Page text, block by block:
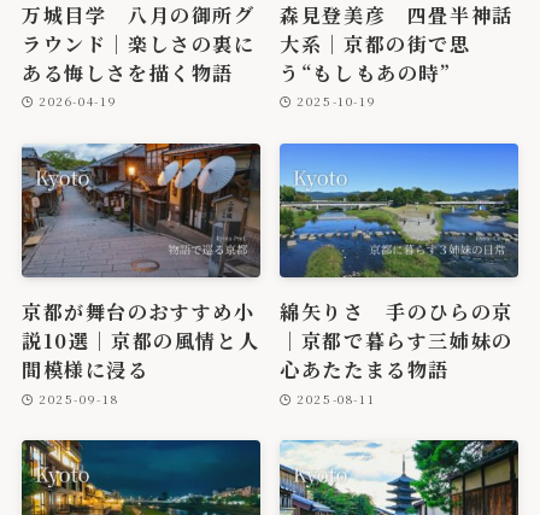
万城目学 八月の御所グ
ラウンド｜楽しさの裏に
ある悔しさを描く物語
2026-04-19
森見登美彦 四畳半神話
大系｜京都の街で思
う“もしもあの時”
2025-10-19
京都が舞台のおすすめ小
説10選｜京都の風情と人
間模様に浸る
2025-09-18
綿矢りさ 手のひらの京
｜京都で暮らす三姉妹の
心あたたまる物語
2025-08-11